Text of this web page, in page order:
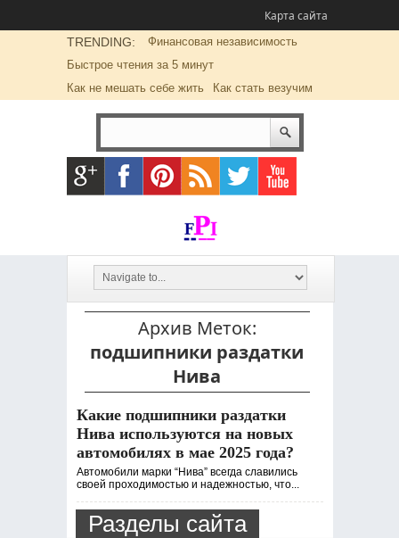
Карта сайта
TRENDING:
Финансовая независимость
Быстрое чтения за 5 минут
Как не мешать себе жить
Как стать везучим
Архив Меток:
подшипники раздатки
Нива
Какие подшипники раздатки
Нива используются на новых
автомобилях в мае 2025 года?
Автомобили марки “Нива” всегда славились
своей проходимостью и надежностью, что...
Разделы сайта